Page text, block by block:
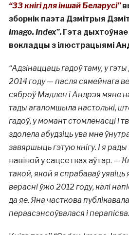
“33 кнігі для іншай Беларусі”
зборнік паэта Дзмітрыя
Imago. Index”. Гэта
вокладцы з ілюстрацыямі
“Адзінаццаць гадоў таму, у
2014 году — пасля сямейнага
сяброў Мадлен і Андрэя мяне
тады агаломшыла настолькі,
гадоў, у момант стомленасці і
здолела абудзіць ува мне
завяршыць гэтую кнігу. І я рады
навіной у сацсетках аўтар. —
такой, якой я спрабаваў
верасні ўжо 2012 году, калі
да яе. Яна часткова
пераасэнсоўвалася і